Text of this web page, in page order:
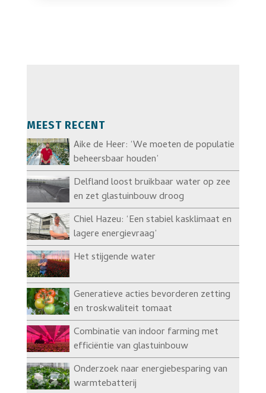
MEEST RECENT
Aike de Heer: ‘We moeten de populatie
beheersbaar houden’
Delfland loost bruikbaar water op zee
en zet glastuinbouw droog
Chiel Hazeu: ‘Een stabiel kasklimaat en
lagere energievraag’
Het stijgende water
Generatieve acties bevorderen zetting
en troskwaliteit tomaat
Combinatie van indoor farming met
efficiëntie van glastuinbouw
Onderzoek naar energiebesparing van
warmtebatterij